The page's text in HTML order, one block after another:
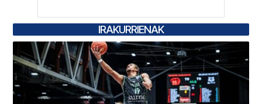
IRAKURRIENAK